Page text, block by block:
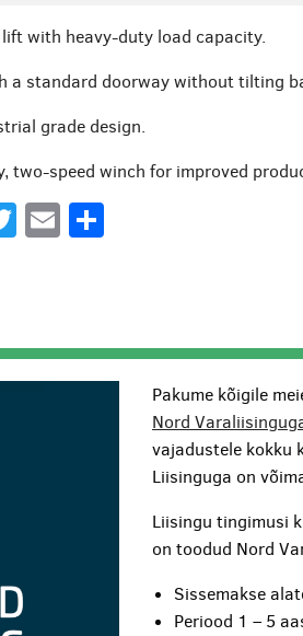
with heavy-duty load capacity.
a standard doorway without tilting
grade design.
two-speed winch for improved
Twitter
Email
Pakume kõigile
Nord
vajadustele kokku
Liisinguga on
Liisingu tingimusi
on toodud Nord
Sissemakse
Periood 1 – 5